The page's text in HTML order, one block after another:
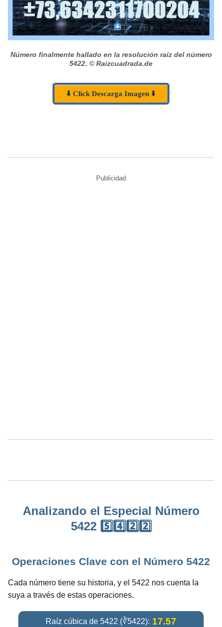
Número finalmente hallado en la resolución raíz del número
5422. © Raizcuadrada.de
⬇️ Click Descarga Imagen ⬇️
Publicidad
Analizando el Especial Número
5422 5️⃣4️⃣2️⃣2️⃣
Operaciones Clave con el Número 5422
Cada número tiene su historia, y el 5422 nos cuenta la
suya a través de estas operaciones.
Raíz cúbica de 5422 (∛5422): 17.57